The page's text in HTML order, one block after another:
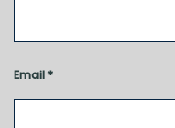
Email *